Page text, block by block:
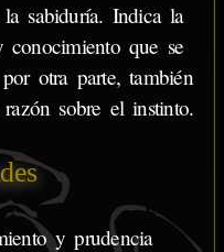
sabiduría. Indica la
conocimiento que se
otra parte, también
sobre el instinto.
y prudencia